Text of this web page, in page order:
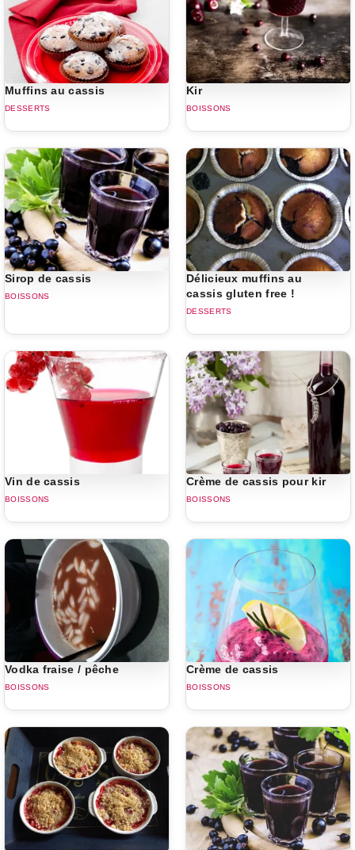
Muffins au cassis
DESSERTS
Kir
BOISSONS
Sirop de cassis
BOISSONS
Délicieux muffins au
cassis gluten free !
DESSERTS
Vin de cassis
BOISSONS
Crème de cassis pour kir
BOISSONS
Vodka fraise / pêche
BOISSONS
Crème de cassis
BOISSONS